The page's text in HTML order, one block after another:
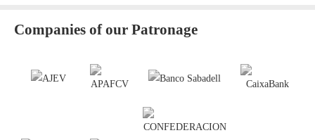
Companies of our Patronage